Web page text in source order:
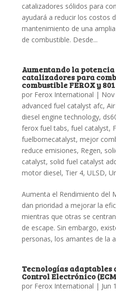
catalizadores sólidos para
ayudará a reducir los costos
mantenimiento de una
de combustible. Desde...
Aumentando la
catalizadores para
combustible FEROX y
por Ferox International |
advanced fuel catalyst afc,
diesel engine technology,
ferox fuel tabs, fuel catalyst,
fuelbornecatalyst, mejor
reduce emisiones, Regen,
catalyst, solid fuel catalyst
motor diesel, Tier 4, ULSD,
Aumenta el Rendimiento del
dan prioridad a mejorar la
mientras que otras se
de escape. Sin embargo,
personas, los amantes de la
Tecnologías adaptables
Control Electrónico
por Ferox International | Jun